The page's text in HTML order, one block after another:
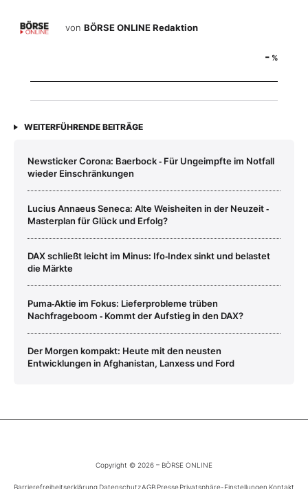
von BÖRSE ONLINE Redaktion
- %
WEITERFÜHRENDE BEITRÄGE
Newsticker Corona: Baerbock ‑ Für Ungeimpfte im Notfall
wieder Einschränkungen
Lucius Annaeus Seneca: Alte Weisheiten in der Neuzeit ‑
Masterplan für Glück und Erfolg?
DAX schließt leicht im Minus: Ifo‑Index sinkt und belastet
die Märkte
Puma‑Aktie im Fokus: Lieferprobleme trüben
Nachfrageboom ‑ Kommt der Aufstieg in den DAX?
Der Morgen kompakt: Heute mit den neusten
Entwicklungen in Afghanistan, Lanxess und Ford
Copyright © 2026 – BÖRSE ONLINE
Barrierefreiheitserklärung DatenschutzAGB PressePrivatsphäre-Einstellungen Kontakt